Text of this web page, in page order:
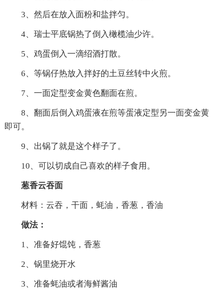
3、然后在放入面粉和盐拌匀。
4、瑞士平底锅热了倒入橄榄油少许。
5、鸡蛋倒入一滴绍酒打散。
6、等锅仔热放入拌好的土豆丝转中火煎。
7、一面定型变金黄色翻面在煎。
8、翻面后倒入鸡蛋液在煎等蛋液定型另一面变金黄
即可。
9、出锅了就是这个样子了。
10、可以切成自己喜欢的样子食用。
葱香云吞面
材料：云吞，干面，蚝油，香葱，香油
做法：
1、准备好馄饨，香葱
2、锅里烧开水
3、准备蚝油或者海鲜酱油